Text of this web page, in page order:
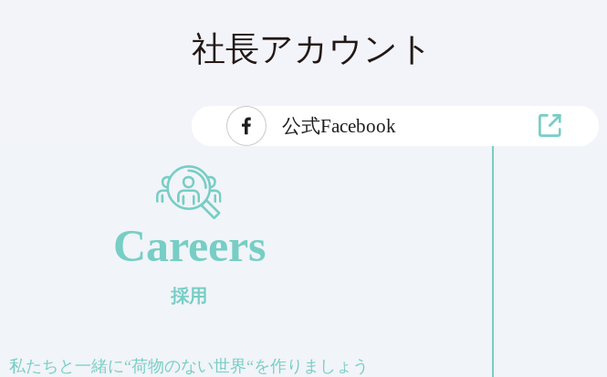
社長アカウント
公式Facebook
Careers
採用
私たちと一緒に“荷物のない世界“を作りましょう